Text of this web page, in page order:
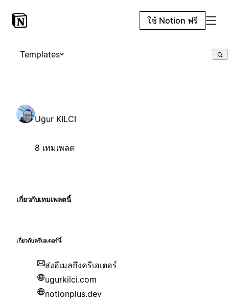
ใช้ Notion ฟรี
Templates
Ugur KILCI
8 เทมเพลต
เกี่ยวกับเทมเพลตนี้
เกี่ยวกับครีเอเตอร์นี้
ส่งอีเมลถึงครีเอเตอร์
ugurkilci.com
notionplus.dev